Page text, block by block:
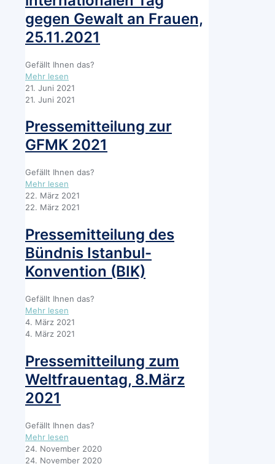
Frauenhäuser
gegen Gewalt an Frauen,
25.11.2021
Gefällt Ihnen das?
Mehr lesen
Pressemitteilung
zum
Tag
gegen
Gewalt
Frauen,
21. Juni 2021
21. Juni 2021
Pressemitteilung zur
GFMK 2021
Gefällt Ihnen das?
Mehr lesen
Pressemitteilung
zur
2021
22. März 2021
22. März 2021
Pressemitteilung des
Bündnis Istanbul-
Konvention (BIK)
Gefällt Ihnen das?
Mehr lesen
Pressemitteilung
des
Istanbul-
Konvention
(BIK)
4. März 2021
4. März 2021
Pressemitteilung zum
Weltfrauentag, 8.März
2021
Gefällt Ihnen das?
Mehr lesen
Pressemitteilung
zum
24. November 2020
24. November 2020